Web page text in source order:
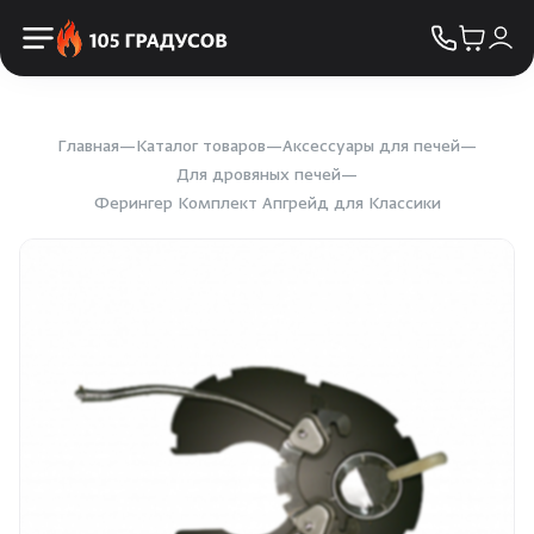
Освещение
Двери
Дымоходы
Облицовка и порталы
Главная Каталог товаров
Аксессуары для печей
Для дровяных печей
Ферингер Комплект Апгрейд для Классики